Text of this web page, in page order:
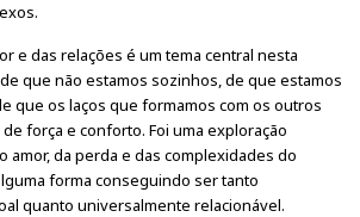
e das relações é um tema central nesta
que não estamos sozinhos, de que estamos
que os laços que formamos com os outros
força e conforto. Foi uma exploração
amor, da perda e das complexidades do
forma conseguindo ser tanto
quanto universalmente relacionável.